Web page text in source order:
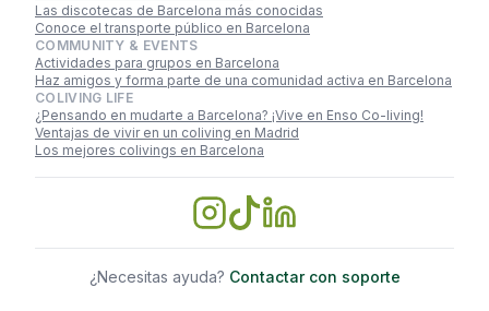
Las discotecas de Barcelona más conocidas
Conoce el transporte público en Barcelona
COMMUNITY & EVENTS
Actividades para grupos en Barcelona
Haz amigos y forma parte de una comunidad activa en Barcelona
COLIVING LIFE
¿Pensando en mudarte a Barcelona? ¡Vive en Enso Co-living!
Ventajas de vivir en un coliving en Madrid
Los mejores colivings en Barcelona
¿Necesitas ayuda? Contactar con soporte